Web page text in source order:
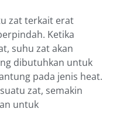
zat terkait erat
Ketika
suhu zat akan
dibutuhkan untuk
pada jenis heat.
zat, semakin
untuk